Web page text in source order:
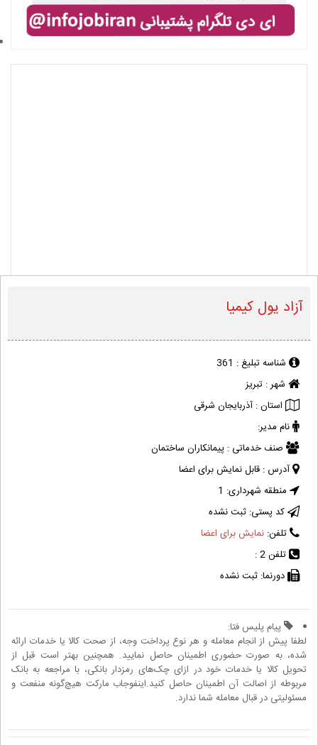
آزاد یول کیمیا
شناسه تبلیغ : 361
شهر : تبریز
استان : آذربایجان شرقی
نام مدیر:
صنف خدماتی : پیمانکاران ساختمان
آدرس : قابل نمایش برای اعضا
منطقه شهرداری: 1
کد پستی: ثبت نشده
تلفن: نمایش برای اعضا
تلفن 2 :
دورنما: ثبت نشده
پیام پلیس فتا:
لطفا پیش از انجام معامله و هر نوع پرداخت وجه، از صحت کالا یا خدمات ارائه
شده، به صورت حضوری اطمینان حاصل نمایید. همچنین بهتر است قبل از
تحویل کالا یا خدمات خود در ازای چک‌های رمزدار بانکی، با مراجعه به بانک
مربوطه از اصالت آن اطمینان حاصل کنید.اینفوجاب مارکت هیچ‌گونه منفعت و
مسئولیتی در قبال معامله شما ندارد.